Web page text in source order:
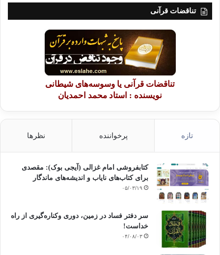
تناقضات قرآنی
تناقضات قرآنی یا وسوسه‌های شیطانی
نویسنده : استاد محمد احمدیان
تازه پرخواننده نظرها
کتابفروشی امام غزالی (آیجی بوک): مقصدی
برای کتاب‌های نایاب و اندیشه‌های ماندگار
۰۵/۰۳/۱۹
سر دفتر فساد در زمین‌، دوری وکناره‌گیری از راه
خداست‌!
۰۴/۰۸/۰۳